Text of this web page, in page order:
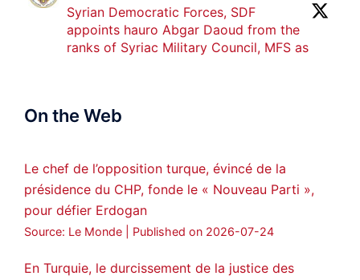
Syrian Democratic Forces, SDF
appoints hauro Abgar Daoud from the
ranks of Syriac Military Council, MFS as
ܟܫܝܪܘܬܐ ܒܘܠܝܬܐ ܚܘܪܐ ܐܒܓܪ
Amitiés kurdes de Bretagne a retweeté
MedyaNews
🔴DEM Party Imrali delegation made a
On the Web
Le chef de l’opposition turque, évincé de la
présidence du CHP, fonde le « Nouveau Parti »,
pour défier Erdogan
Source: Le Monde Published on 2026-07-24
En Turquie, le durcissement de la justice des